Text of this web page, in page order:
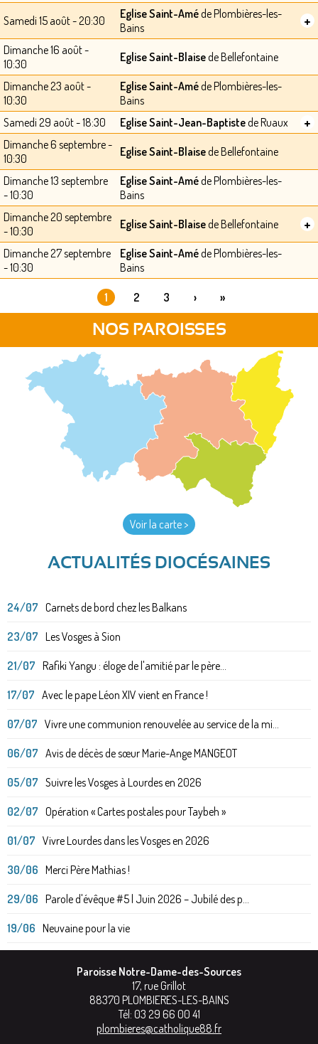
Samedi 15 août - 20:30 Eglise Saint-Améde Plombières-les-
Bains
+
Dimanche 16 août -
10:30
Eglise Saint-Blaisede Bellefontaine
Dimanche 23 août -
10:30
Eglise Saint-Améde Plombières-les-
Bains
Samedi 29 août - 18:30
Eglise Saint-Jean-Baptistede Ruaux +
Dimanche 6 septembre -
10:30
Eglise Saint-Blaisede Bellefontaine
Dimanche 13 septembre
- 10:30
Eglise Saint-Améde Plombières-les-
Bains
Dimanche 20 septembre
- 10:30
Eglise Saint-Blaisede Bellefontaine +
Dimanche 27 septembre
- 10:30
Eglise Saint-Améde Plombières-les-
Bains
1 2 3 › »
NOS PAROISSES
Voir la carte >
ACTUALITÉS DIOCÉSAINES
24/07 Carnets de bord chez les Balkans
23/07 Les Vosges à Sion
21/07 Rafiki Yangu : éloge de l'amitié par le père...
17/07 Avec le pape Léon XIV vient en France !
07/07 Vivre une communion renouvelée au service de la mi...
06/07 Avis de décès de sœur Marie-Ange MANGEOT
05/07 Suivre les Vosges à Lourdes en 2026
02/07 Opération « Cartes postales pour Taybeh »
01/07 Vivre Lourdes dans les Vosges en 2026
30/06 Merci Père Mathias !
29/06 Parole d'évêque #5 | Juin 2026 – Jubilé des p...
19/06 Neuvaine pour la vie
Paroisse Notre-Dame-des-Sources
17, rue Grillot
88370 PLOMBIERES-LES-BAINS
Tél: 03 29 66 00 41
plombieres@catholique88.fr